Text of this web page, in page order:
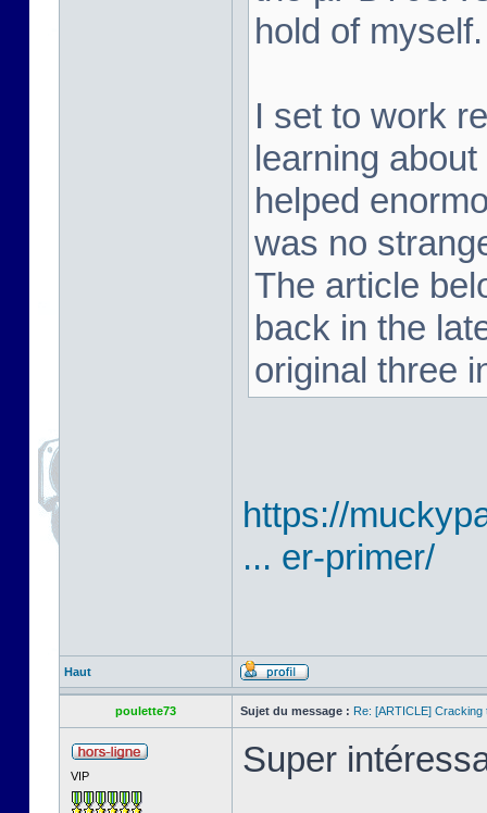
hold of myself.
I set to work
learning
helped
was no
The article
back in the
original three
https://
... er-primer/
Haut
poulette73 Sujet du message : Re: [ARTICLE] Cracking
VIP Super